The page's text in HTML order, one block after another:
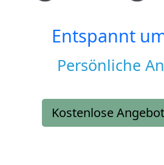
Entspannt
Persönliche
Kostenlose